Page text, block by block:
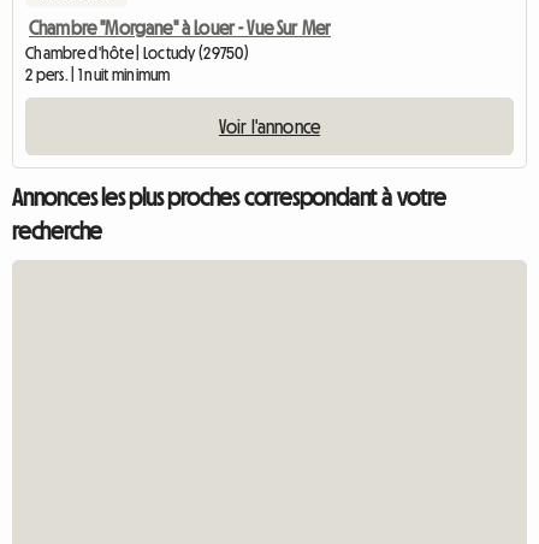
Chambre "Morgane" à Louer - Vue Sur Mer
Chambre d'hôte | Loctudy (29750)
2 pers. | 1 nuit minimum
Voir l'annonce
Annonces les plus proches correspondant à votre
recherche